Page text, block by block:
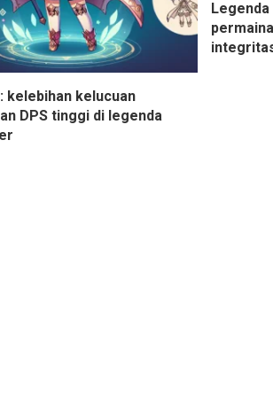
kelebihan kelucuan
DPS tinggi di legenda